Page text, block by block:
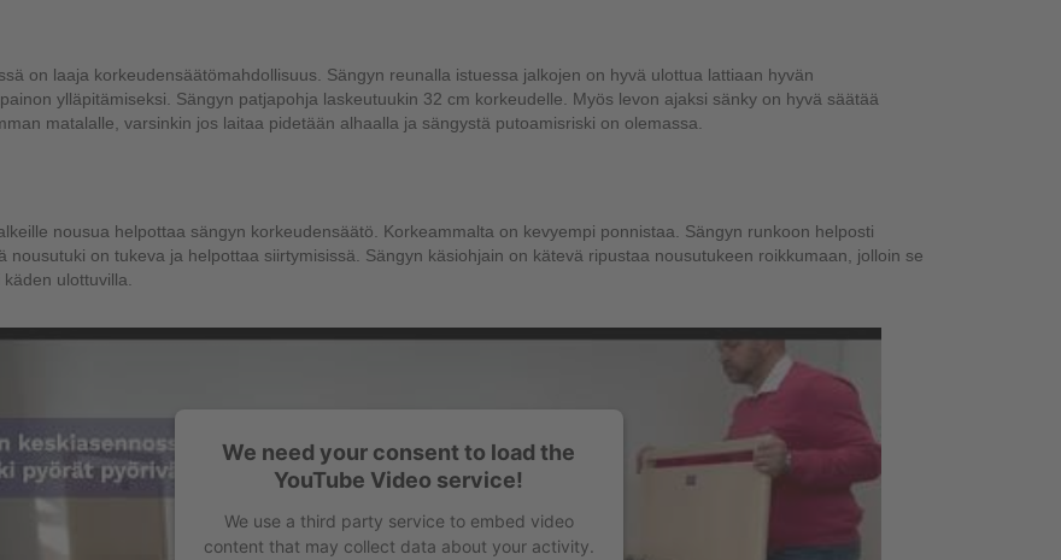
on laaja korkeudensäätömahdollisuus. Sängyn reunalla istuessa jalkojen on hyvä ulottua lattiaan hyvän
ylläpitämiseksi. Sängyn patjapohja laskeutuukin 32 cm korkeudelle. Myös levon ajaksi sänky on hyvä säätää
matalalle, varsinkin jos laitaa pidetään alhaalla ja sängystä putoamisriski on olemassa.
nousua helpottaa sängyn korkeudensäätö. Korkeammalta on kevyempi ponnistaa. Sängyn runkoon helposti
nousutuki on tukeva ja helpottaa siirtymisissä. Sängyn käsiohjain on kätevä ripustaa nousutukeen roikkumaan, jolloin se
ulottuvilla.
We need your consent to load the
YouTube Video service!
We use a third party service to embed video
content that may collect data about your activity.